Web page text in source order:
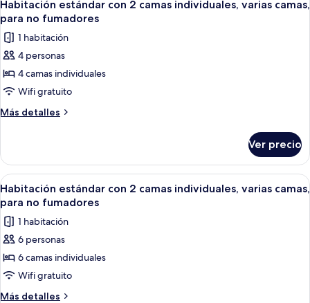
camas
individuales,
para
fumadores
todas
las
fotos
de
Habitación
estándar
con
individuales,
varias
camas,
para
no
fumadores
Habitación estándar con 2 camas individuales, varias camas,
para no fumadores
1 habitación
4 personas
4 camas individuales
Wifi gratuito
Más detalles
Más
estándar
con
2
camas
individuales,
varias
camas,
no
fumadores
Ver precio
Abrir
todas
las
fotos
de
Habitación
estándar
con
Habitación de hotel con dos camas,
8
Habitación estándar con 2 camas individuales, varias camas,
para no fumadores
1 habitación
6 personas
6 camas individuales
Wifi gratuito
Más detalles
Más